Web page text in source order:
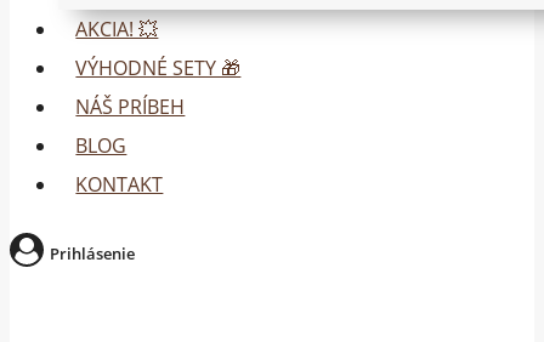
AKCIA! 💥
VÝHODNÉ SETY 🎁
NÁŠ PRÍBEH
BLOG
KONTAKT
Prihlásenie